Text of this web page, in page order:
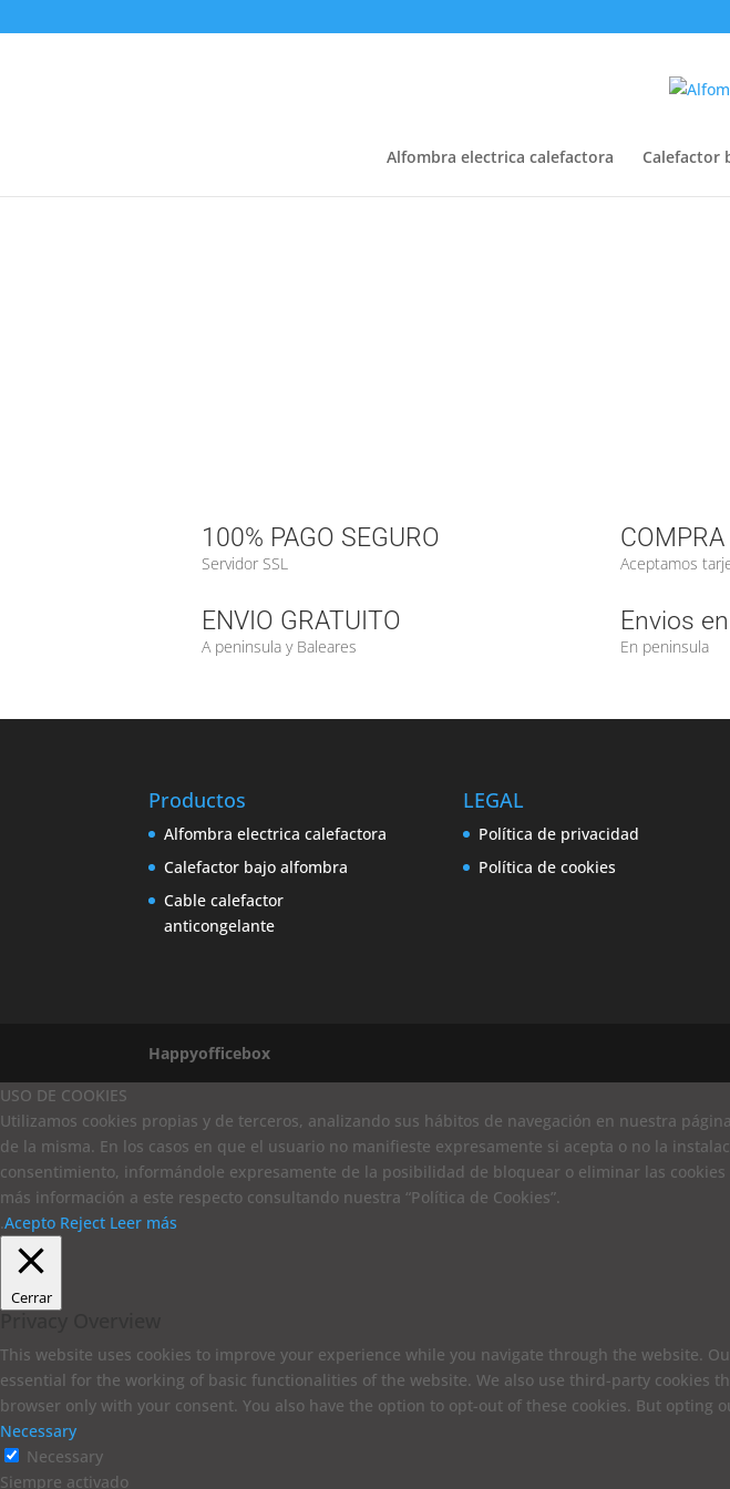
Alfombra electrica calefactora Calefactor
100% PAGO SEGURO
Servidor SSL
ENVIO GRATUITO
A peninsula y Baleares
COMPRA
Aceptamos
Envios
En peninsula
Productos
Alfombra electrica calefactora
Calefactor bajo alfombra
Cable calefactor
anticongelante
LEGAL
Política de privacidad
Política de cookies
Happyofficebox
USO DE COOKIES
Utilizamos cookies propias y de terceros, analizando sus hábitos de navegación en nuestra
de la misma. En los casos en que el usuario no manifieste expresamente si acepta o no la
consentimiento, informándole expresamente de la posibilidad de bloquear o eliminar las
más información a este respecto consultando nuestra “Política de Cookies”.
.Acepto Reject Leer más
Cerrar
This website uses cookies to improve your experience while you navigate through the website.
essential for the working of basic functionalities of the website. We also use third-party cookies
browser only with your consent. You also have the option to opt-out of these cookies. But opting
Necessary
Necessary
Siempre activado